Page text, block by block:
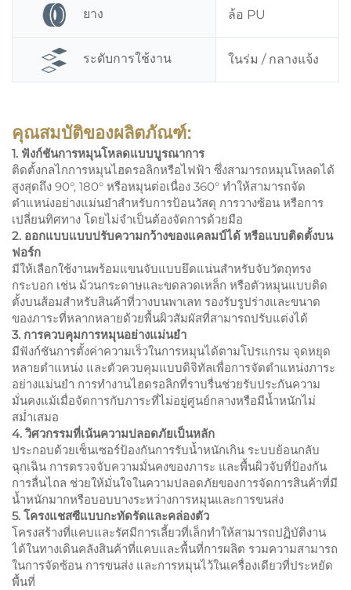
ยาง ล้อ PU
ระดับการใช้งาน ในร่ม / กลางแจ้ง
คุณสมบัติของผลิตภัณฑ์:
1. ฟังก์ชันการหมุนโหลดแบบบูรณาการ
ติดตั้งกลไกการหมุนไฮดรอลิกหรือไฟฟ้า ซึ่งสามารถหมุนโหลดได้
สูงสุดถึง 90°, 180° หรือหมุนต่อเนื่อง 360° ทำให้สามารถจัด
ตำแหน่งอย่างแม่นยำสำหรับการป้อนวัสดุ การวางซ้อน หรือการ
เปลี่ยนทิศทาง โดยไม่จำเป็นต้องจัดการด้วยมือ
2. ออกแบบแบบปรับความกว้างของแคลมป์ได้ หรือแบบติดตั้งบน
ฟอร์ก
มีให้เลือกใช้งานพร้อมแขนจับแบบยึดแน่นสำหรับจับวัตถุทรง
กระบอก เช่น ม้วนกระดาษและขดลวดเหล็ก หรือตัวหมุนแบบติด
ตั้งบนส้อมสำหรับสินค้าที่วางบนพาเลท รองรับรูปร่างและขนาด
ของภาระที่หลากหลายด้วยพื้นผิวสัมผัสที่สามารถปรับแต่งได้
3. การควบคุมการหมุนอย่างแม่นยำ
มีฟังก์ชันการตั้งค่าความเร็วในการหมุนได้ตามโปรแกรม จุดหยุด
หลายตำแหน่ง และตัวควบคุมแบบดิจิทัลเพื่อการจัดตำแหน่งภาระ
อย่างแม่นยำ การทำงานไฮดรอลิกที่ราบรื่นช่วยรับประกันความ
มั่นคงแม้เมื่อจัดการกับภาระที่ไม่อยู่ศูนย์กลางหรือมีน้ำหนักไม่
สม่ำเสมอ
4. วิศวกรรมที่เน้นความปลอดภัยเป็นหลัก
ประกอบด้วยเซ็นเซอร์ป้องกันการรับน้ำหนักเกิน ระบบย้อนกลับ
ฉุกเฉิน การตรวจจับความมั่นคงของภาระ และพื้นผิวจับที่ป้องกัน
การลื่นไถล ช่วยให้มั่นใจในความปลอดภัยของการจัดการสินค้าที่มี
น้ำหนักมากหรือบอบบางระหว่างการหมุนและการขนส่ง
5. โครงแชสซีแบบกะทัดรัดและคล่องตัว
โครงสร้างที่แคบและรัศมีการเลี้ยวที่เล็กทำให้สามารถปฏิบัติงาน
ได้ในทางเดินคลังสินค้าที่แคบและพื้นที่การผลิต รวมความสามารถ
ในการจัดซ้อน การขนส่ง และการหมุนไว้ในเครื่องเดียวที่ประหยัด
พื้นที่